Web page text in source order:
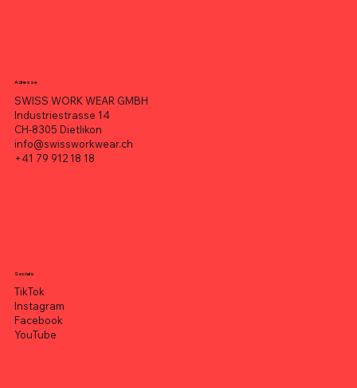
Adresse
SWISS WORK WEAR GMBH
Industriestrasse 14
CH-8305 Dietlikon
info@swissworkwear.ch
+41 79 912 18 18
Socials
TikTok
Instagram
Facebook
YouTube